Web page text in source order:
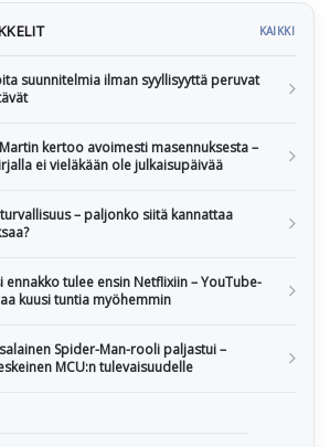
KAIKKI
suunnitelmia ilman syyllisyyttä peruvat
Martin kertoo avoimesti masennuksesta –
ei vieläkään ole julkaisupäivää
– paljonko siitä kannattaa
ennakko tulee ensin Netflixiin – YouTube-
kuusi tuntia myöhemmin
Spider-Man-rooli paljastui –
MCU:n tulevaisuudelle